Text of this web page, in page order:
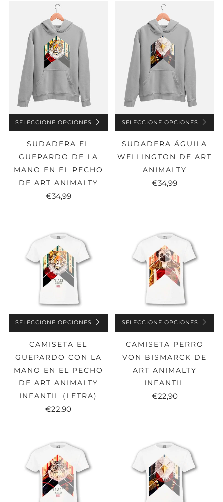
SELECCIONE OPCIONES
SUDADERA EL
GUEPARDO DE LA
MANO EN EL PECHO
DE ART ANIMALTY
€34,99
SELECCIONE OPCIONES
SUDADERA ÁGUILA
WELLINGTON DE ART
ANIMALTY
€34,99
SELECCIONE OPCIONES
CAMISETA EL
GUEPARDO CON LA
MANO EN EL PECHO
DE ART ANIMALTY
INFANTIL (LETRA)
€22,90
SELECCIONE OPCIONES
CAMISETA PERRO
VON BISMARCK DE
ART ANIMALTY
INFANTIL
€22,90